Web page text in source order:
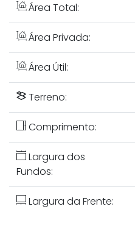
Área Total:
Área Privada:
Área Útil:
Terreno:
Comprimento:
Largura dos
Fundos:
Largura da Frente: